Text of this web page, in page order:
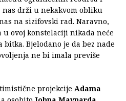
drži u nekakvom obliku
na sizifovski rad. Naravno,
u ovoj konstelaciji nikada neće
Bjelodano je da bez nade
ne bi imala previše
projekcije Adama